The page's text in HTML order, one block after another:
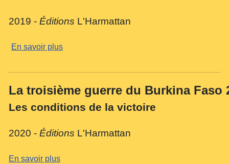
2019 - Éditions L'Harmattan
En savoir plus
La troisième guerre du Burkina Faso
Les conditions de la victoire
2020 - Éditions L'Harmattan
En savoir plus